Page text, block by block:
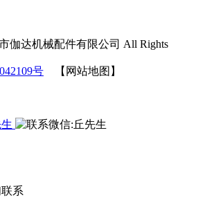
伽达机械配件有限公司 All Rights
号 【网站地图】
系